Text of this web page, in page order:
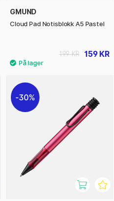
GMUND
Cloud Pad Notisblokk A5 Pastel
159 KR
199 KR
30%